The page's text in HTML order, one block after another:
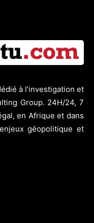
à l’investigation et
Group. 24H/24, 7
en Afrique et dans
géopolitique et